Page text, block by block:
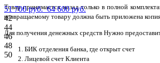
Товар принимается назад только в полной
возвращаемому товару должна быть приложена
Для получения денежных средств Нужно
БИК отделения банка, где открыт счет
Лицевой счет Клиента
51 700 руб. 64 600 руб.
42
44
46
48
50